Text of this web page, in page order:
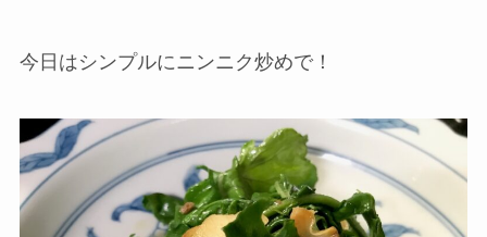
今日はシンプルにニンニク炒めで！